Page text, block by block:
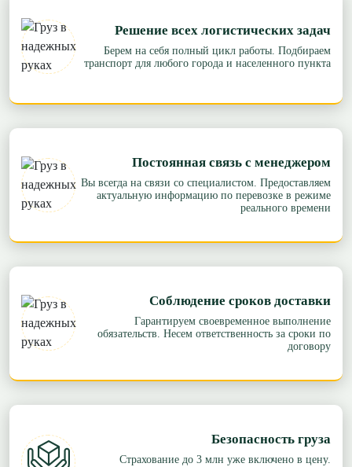
Решение всех логистических задач
Берем на себя полный цикл работы. Подбираем
транспорт для любого города и населенного пункта
Постоянная связь с менеджером
Вы всегда на связи со специалистом. Предоставляем
актуальную информацию по перевозке в режиме
реального времени
Соблюдение сроков доставки
Гарантируем своевременное выполнение
обязательств. Несем ответственность за сроки по
договору
Безопасность груза
Страхование до 3 млн уже включено в цену.